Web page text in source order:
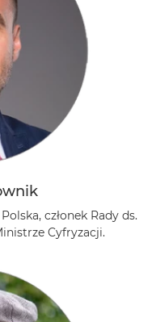
członek Rady ds.
Cyfryzacji.